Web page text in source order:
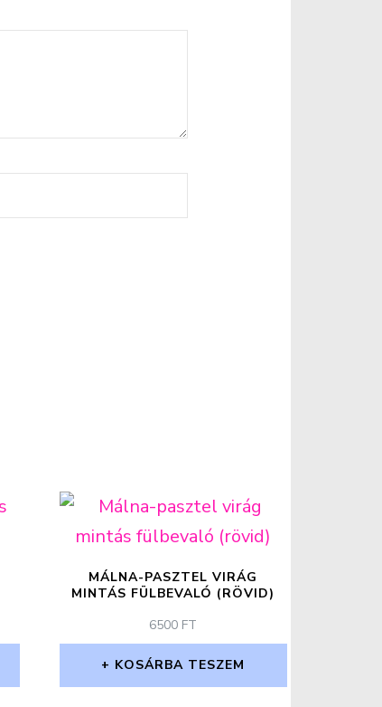
MÁLNA-PASZTEL VIRÁG
MINTÁS FÜLBEVALÓ (RÖVID)
6500 FT
KOSÁRBA TESZEM